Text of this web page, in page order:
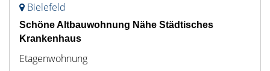
Bielefeld
Schöne Altbauwohnung Nähe Städtisches
Krankenhaus
Etagenwohnung